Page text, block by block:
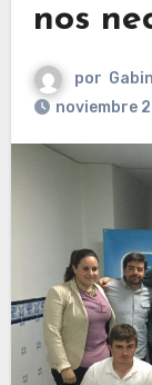
nos
por
noviembre